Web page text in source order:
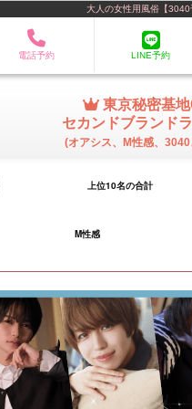
大人の女性用風俗【3040
電話予約 LINE予約
東京秘密基地
セカンドブランド
(オアシス、M性感、
上位10名の合計
M性感